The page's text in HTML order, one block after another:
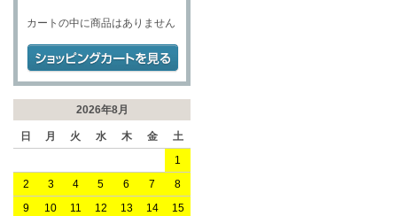
カートの中に商品はありません
2026年8月
日 月 火 水 木 金
土
1
2
3 4 5 6 7
8
9
10 11 12 13 14
15